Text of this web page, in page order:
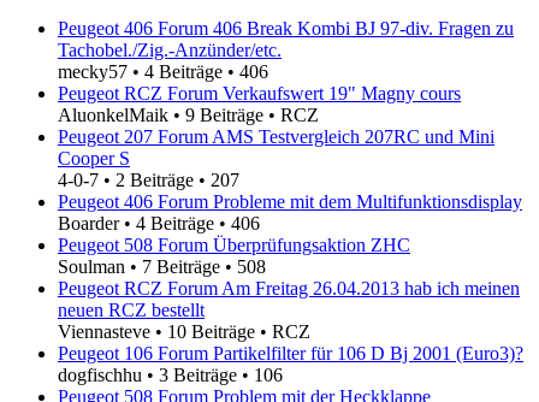
Peugeot 406 Forum 406 Break Kombi BJ 97-div. Fragen zu
Tachobel./Zig.-Anzünder/etc.
mecky57 • 4 Beiträge • 406
Peugeot RCZ Forum Verkaufswert 19" Magny cours
AluonkelMaik • 9 Beiträge • RCZ
Peugeot 207 Forum AMS Testvergleich 207RC und Mini
Cooper S
4-0-7 • 2 Beiträge • 207
Peugeot 406 Forum Probleme mit dem Multifunktionsdisplay
Boarder • 4 Beiträge • 406
Peugeot 508 Forum Überprüfungsaktion ZHC
Soulman • 7 Beiträge • 508
Peugeot RCZ Forum Am Freitag 26.04.2013 hab ich meinen
neuen RCZ bestellt
Viennasteve • 10 Beiträge • RCZ
Peugeot 106 Forum Partikelfilter für 106 D Bj 2001 (Euro3)?
dogfischhu • 3 Beiträge • 106
Peugeot 508 Forum Problem mit der Heckklappe